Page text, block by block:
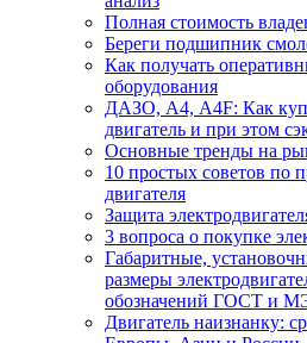
Полная стоимость
Береги подшипник
Как получать
оборудования
ДАЗО, А4, А4F: Как
двигатель и при этом
Основные тренды на
10 простых советов по
двигателя
Защита
3 вопроса о покупке
Габаритные,
размеры
обозначений ГОСТ и
Двигатель наизнанку: